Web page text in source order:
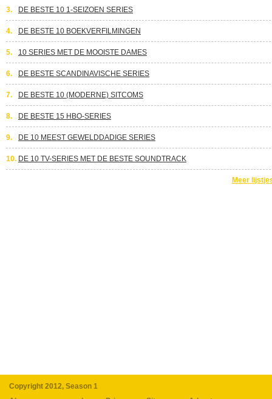
3. DE BESTE 10 1-SEIZOEN SERIES
4. DE BESTE 10 BOEKVERFILMINGEN
5. 10 SERIES MET DE MOOISTE DAMES
6. DE BESTE SCANDINAVISCHE SERIES
7. DE BESTE 10 (MODERNE) SITCOMS
8. DE BESTE 15 HBO-SERIES
9. DE 10 MEEST GEWELDDADIGE SERIES
10. DE 10 TV-SERIES MET DE BESTE SOUNDTRACK
Meer
Copyright 2012, Season 1